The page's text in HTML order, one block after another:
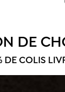
DE
DE COLIS